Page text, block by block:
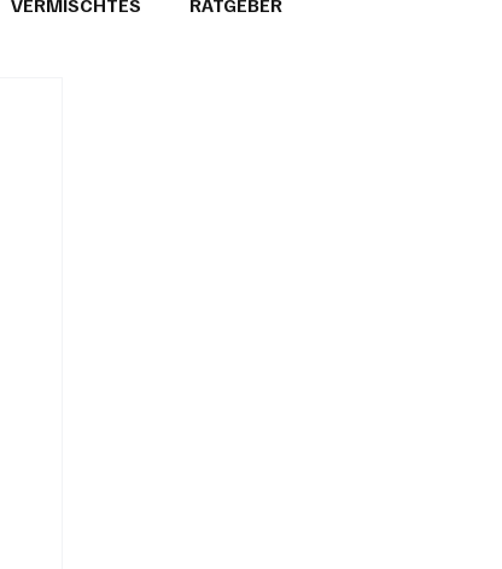
VERMISCHTES RATGEBER